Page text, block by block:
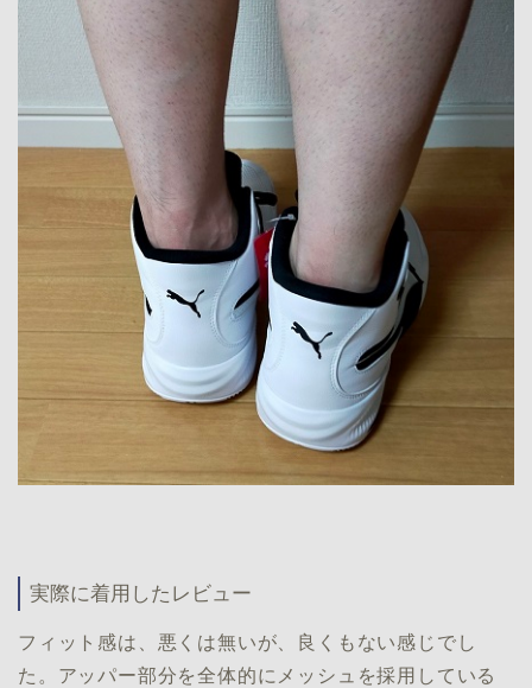
実際に着用したレビュー
フィット感は、悪くは無いが、良くもない感じでし
た。アッパー部分を全体的にメッシュを採用している